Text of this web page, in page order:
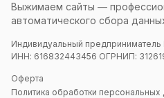
Выжимаем сайты —
автоматического сбора
Индивидуальный
ИНН: 616832443456 ОГРНИП:
Оферта
Политика обработки персональных